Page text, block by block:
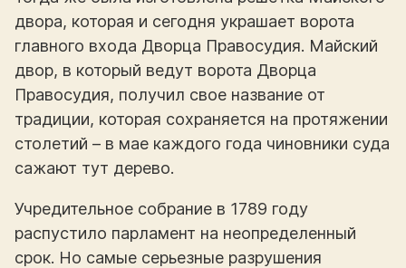
двора, которая и сегодня украшает ворота
главного входа Дворца Правосудия. Майский
двор, в который ведут ворота Дворца
Правосудия, получил свое название от
традиции, которая сохраняется на протяжении
столетий – в мае каждого года чиновники суда
сажают тут дерево.
Учредительное собрание в 1789 году
распустило парламент на неопределенный
срок. Но самые серьезные разрушения